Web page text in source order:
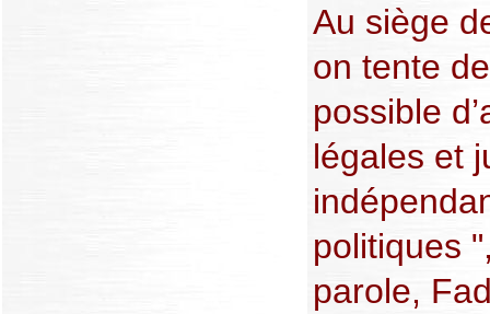
Au siège
on tente
possible
légales et
politiques
parole,